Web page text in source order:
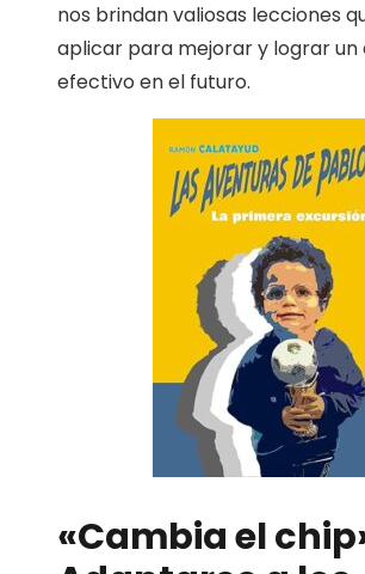
nos brindan valiosas lecciones
aplicar para mejorar y lograr un
efectivo en el futuro.
«Cambia el